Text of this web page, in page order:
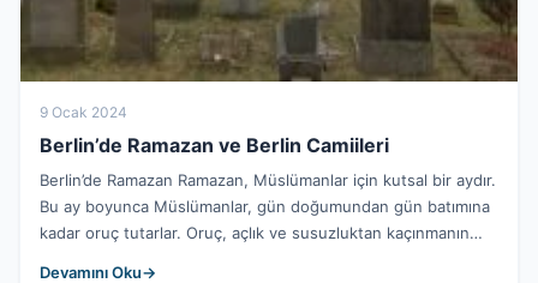
9 Ocak 2024
Berlin’de Ramazan ve Berlin Camiileri
Berlin’de Ramazan Ramazan, Müslümanlar için kutsal bir aydır.
Bu ay boyunca Müslümanlar, gün doğumundan gün batımına
kadar oruç tutarlar. Oruç, açlık ve susuzluktan kaçınmanın
Devamını Oku